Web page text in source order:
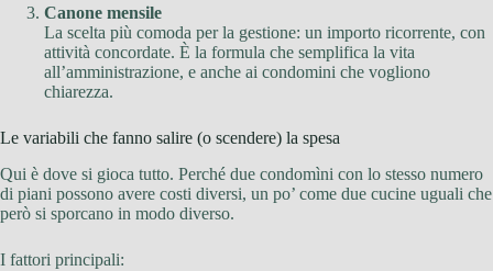
Canone mensile
La scelta più comoda per la gestione: un importo ricorrente, con
attività concordate. È la formula che semplifica la vita
all’amministrazione, e anche ai condomini che vogliono
chiarezza.
Le variabili che fanno salire (o scendere) la spesa
Qui è dove si gioca tutto. Perché due condomìni con lo stesso numero
di piani possono avere costi diversi, un po’ come due cucine uguali che
però si sporcano in modo diverso.
I fattori principali: